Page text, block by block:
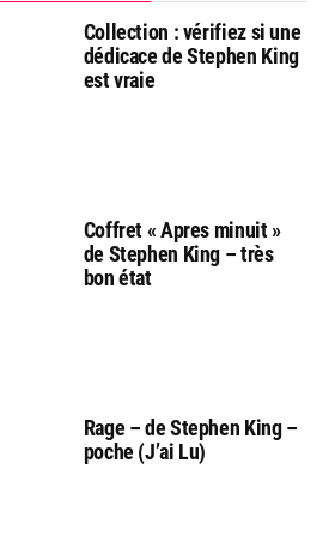
Collection : vérifiez si une
dédicace de Stephen King
est vraie
Coffret « Apres minuit »
de Stephen King – très
bon état
Rage – de Stephen King –
poche (J’ai Lu)